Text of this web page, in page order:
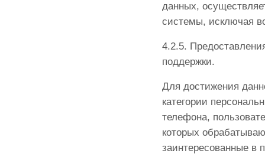
данных,
системы, исключая
4.2.5.
поддержки.
Для достижения
категории
телефона,
которых
заинтересованные в